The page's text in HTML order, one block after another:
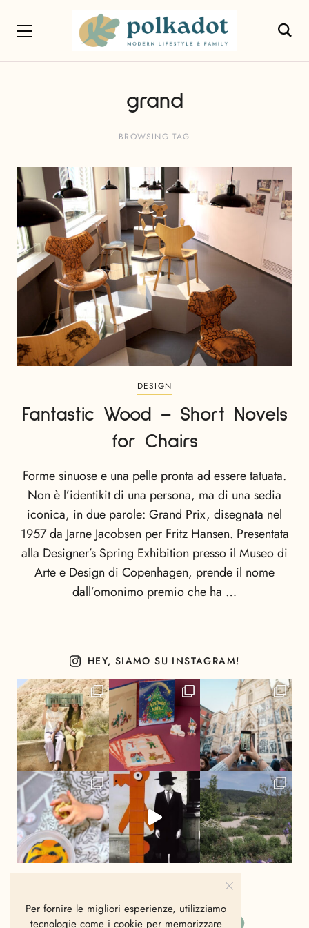
grand
BROWSING TAG
DESIGN
Fantastic Wood – Short Novels
for Chairs
Forme sinuose e una pelle pronta ad essere tatuata.
Non è l’identikit di una persona, ma di una sedia
iconica, in due parole: Grand Prix, disegnata nel
1957 da Jarne Jacobsen per Fritz Hansen. Presentata
alla Designer’s Spring Exhibition presso il Museo di
Arte e Design di Copenhagen, prende il nome
dall’omonimo premio che ha …
HEY, SIAMO SU INSTAGRAM!
Per fornire le migliori esperienze, utilizziamo
tecnologie come i cookie per memorizzare